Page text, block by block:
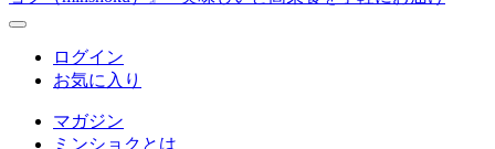
ログイン
お気に入り
マガジン
ミンショクとは